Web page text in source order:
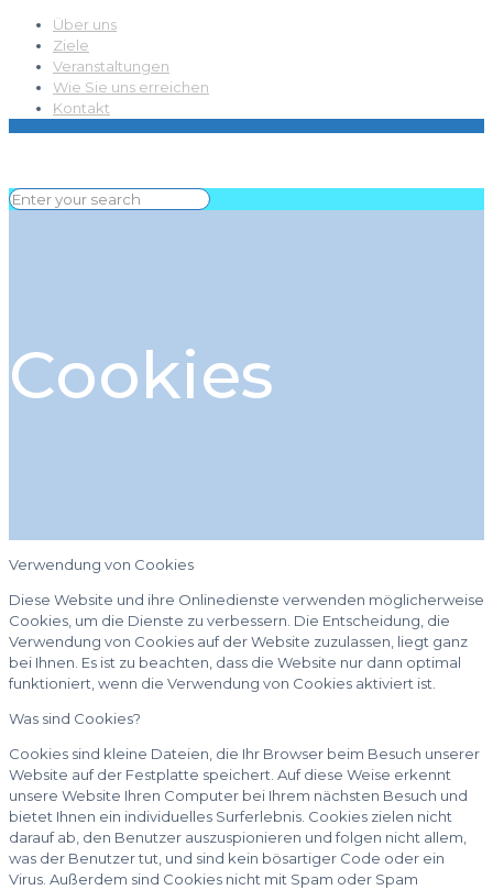
Über uns
Ziele
Veranstaltungen
Wie Sie uns erreichen
Kontakt
Cookies
Verwendung von Cookies
Diese Website und ihre Onlinedienste verwenden möglicherweise
Cookies, um die Dienste zu verbessern. Die Entscheidung, die
Verwendung von Cookies auf der Website zuzulassen, liegt ganz
bei Ihnen. Es ist zu beachten, dass die Website nur dann optimal
funktioniert, wenn die Verwendung von Cookies aktiviert ist.
Was sind Cookies?
Cookies sind kleine Dateien, die Ihr Browser beim Besuch unserer
Website auf der Festplatte speichert. Auf diese Weise erkennt
unsere Website Ihren Computer bei Ihrem nächsten Besuch und
bietet Ihnen ein individuelles Surferlebnis. Cookies zielen nicht
darauf ab, den Benutzer auszuspionieren und folgen nicht allem,
was der Benutzer tut, und sind kein bösartiger Code oder ein
Virus. Außerdem sind Cookies nicht mit Spam oder Spam